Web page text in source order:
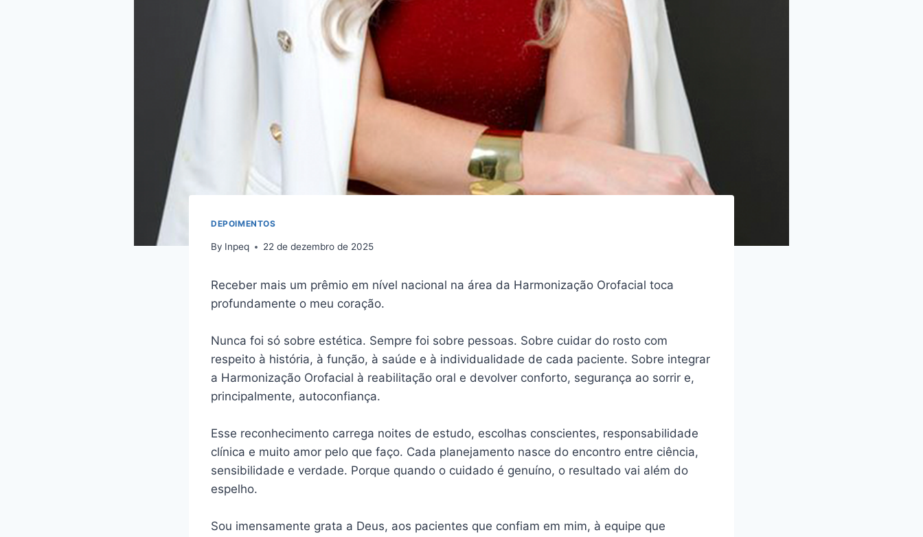
DEPOIMENTOS
By Inpeq 22 de dezembro de 2025
Receber mais um prêmio em nível nacional na área da Harmonização Orofacial toca
profundamente o meu coração.
Nunca foi só sobre estética. Sempre foi sobre pessoas. Sobre cuidar do rosto com
respeito à história, à função, à saúde e à individualidade de cada paciente. Sobre integrar
a Harmonização Orofacial à reabilitação oral e devolver conforto, segurança ao sorrir e,
principalmente, autoconfiança.
Esse reconhecimento carrega noites de estudo, escolhas conscientes, responsabilidade
clínica e muito amor pelo que faço. Cada planejamento nasce do encontro entre ciência,
sensibilidade e verdade. Porque quando o cuidado é genuíno, o resultado vai além do
espelho.
Sou imensamente grata a Deus, aos pacientes que confiam em mim, à equipe que